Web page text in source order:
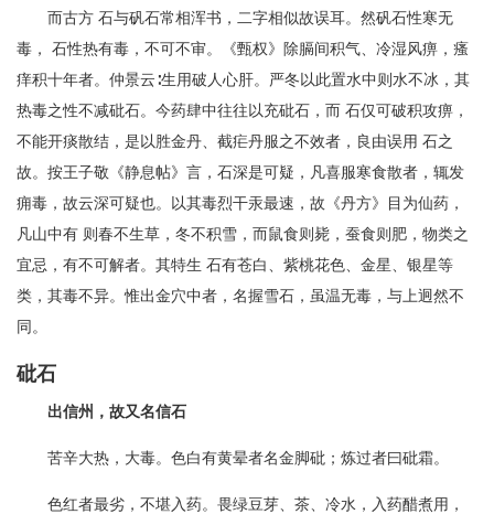
而古方 石与矾石常相浑书，二字相似故误耳。然矾石性寒无
毒， 石性热有毒，不可不审。《甄权》除膈间积气、冷湿风痹，瘙
痒积十年者。仲景云∶生用破人心肝。严冬以此置水中则水不冰，其
热毒之性不减砒石。今药肆中往往以充砒石，而 石仅可破积攻痹，
不能开痰散结，是以胜金丹、截疟丹服之不效者，良由误用 石之
故。按王子敬《静息帖》言，石深是可疑，凡喜服寒食散者，辄发
痈毒，故云深可疑也。以其毒烈干汞最速，故《丹方》目为仙药，
凡山中有 则春不生草，冬不积雪，而鼠食则毙，蚕食则肥，物类之
宜忌，有不可解者。其特生 石有苍白、紫桃花色、金星、银星等
类，其毒不异。惟出金穴中者，名握雪石，虽温无毒，与上迥然不
同。
砒石
出信州，故又名信石
苦辛大热，大毒。色白有黄晕者名金脚砒；炼过者曰砒霜。
色红者最劣，不堪入药。畏绿豆芽、茶、冷水，入药醋煮用，